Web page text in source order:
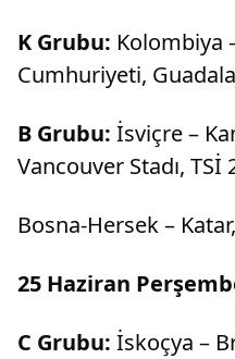
K Grubu: Kolombiya
Cumhuriyeti,
B Grubu: İsviçre –
Vancouver Stadı, TSİ
Bosna-Hersek –
25 Haziran
C Grubu: İskoçya –